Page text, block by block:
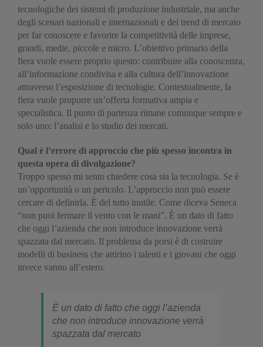
tecnologiche dei sistemi di produzione industriale, ma anche
degli scenari nazionali e internazionali e dei trend di mercato
per far conoscere e favorire la competitività delle imprese,
grandi, medie, piccole e micro. L’obiettivo primario della
fiera vuole essere proprio questo: contribuire alla conoscenza,
all’informazione condivisa e alla cultura dell’innovazione
attraverso l’esposizione di tecnologie. Contestualmente, la
fiera vuole proporre un’offerta formativa ampia e
specialistica. Il punto di partenza rimane comunque sempre e
solo uno: l’analisi e lo studio dei mercati.
Qual è l’errore di approccio che più spesso incontra in
questa opera di divulgazione?
Troppo spesso mi sento chiedere cosa sia la tecnologia. Se è
un’opportunità o un pericolo. L’approccio non può essere
cercare di definirla. È del tutto inutile. Come diceva Seneca
“non puoi fermare il vento con le mani”. È un dato di fatto
che oggi l’azienda che non introduce innovazione verrà
spazzata dal mercato. Il problema da porsi è di costruire
modelli di business che attirino i talenti e i giovani che oggi
invece vanno all’estero.
È un dato di fatto che oggi l’azienda
che non introduce innovazione verrà
spazzata dal mercato